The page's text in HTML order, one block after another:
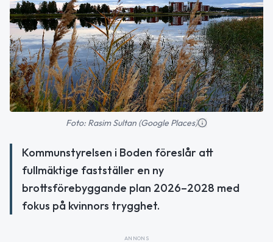
Foto: Rasim Sultan (Google Places)
Kommunstyrelsen i Boden föreslår att
fullmäktige fastställer en ny
brottsförebyggande plan 2026–2028 med
fokus på kvinnors trygghet.
ANNONS